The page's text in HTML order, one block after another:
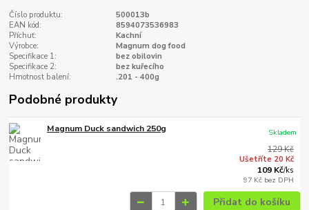
Číslo produktu:
500013b
EAN kód:
8594073536983
Příchuť:
Kachní
Výrobce:
Magnum dog food
Specifikace 1:
bez obilovin
Specifikace 2:
bez kuřecího
Hmotnost balení:
.201 - 400g
Podobné produkty
Magnum Duck sandwich 250g
129 Kč
Ušetříte 20 Kč
109 Kč/ks
97 Kč bez DPH
Skladem
Přidat do košíku